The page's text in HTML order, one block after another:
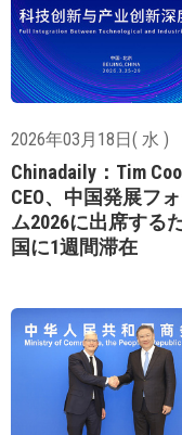
2026年03月18日( 水 )
Chinadaily：Tim
CEO、中国発展フ
ム2026に出席する
国に1週間滞在